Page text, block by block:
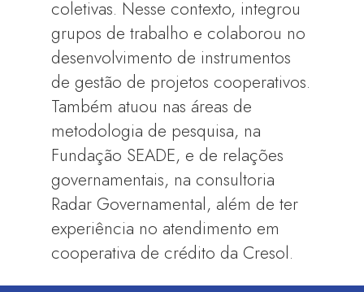
coletivas. Nesse contexto, integrou
grupos de trabalho e colaborou no
desenvolvimento de instrumentos
de gestão de projetos cooperativos.
Também atuou nas áreas de
metodologia de pesquisa, na
Fundação SEADE, e de relações
governamentais, na consultoria
Radar Governamental, além de ter
experiência no atendimento em
cooperativa de crédito da Cresol.